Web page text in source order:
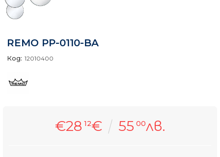
REMO PP-0110-BA
Код: 12010400
€28 12€ 55 00лв.